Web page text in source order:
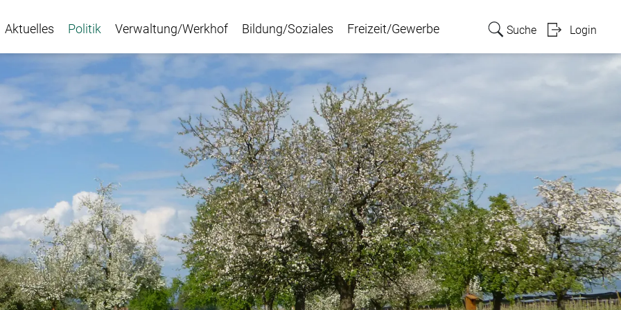
Aktuelles Politik Verwaltung/Werkhof Bildung/Soziales Freizeit/Gewerbe Suche Login